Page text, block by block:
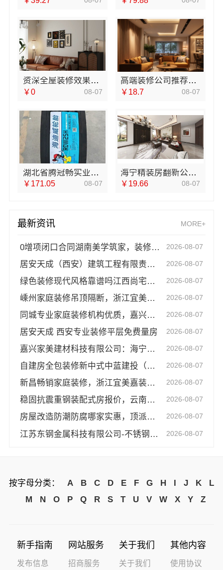
资深全屋装修效果图，南通宏域全宅装饰建材有限公司
￥0 08-07
高端装修公司推荐，南京市创亿讯品质保障
￥18.7 08-07
湖北省腾冠畅实业贸易有限公司：国内轮胎平台一站式解决方案
￥171.05 08-07
海宁精装房翻新公司，嘉兴家美建材科技有限公司专业施工
￥19.66 08-07
最新资讯 MORE+
0增项闭口合同湖南美学筑家，装修预算等于决算无坑 2026-08-07
居安天成（西安）建筑工程有限责任公司：西安环保家装公寓自有施工 2026-08-07
绿色装修现代风格靠谱吗江西尚宅尚品新型环保材料有限公司 2026-08-07
嵊州家庭装修吊顶隔断，浙江宜美嘉装饰专业施工 2026-08-07
同城专业家庭装修机构优质，嘉兴绿色之家建材科技有限公司 2026-08-07
居安天成 西安专业装修平层免费量房 2026-08-07
嘉兴家美建材科技有限公司：海宁精装房翻新公司 2026-08-07
自建房全包装修新中式中蓝建投（北京）建设有限公司武功分公司 2026-08-07
新昌畅销家庭装修，浙江宜美嘉装饰工程有限公司品质之选 2026-08-07
稳固抗震重钢装配式房报价，云南晟构详解 2026-08-07
房屋改造防潮防腐哪家实惠，顶派全铝高端定制耐用易维护 2026-08-07
江苏东钢金属科技有限公司-不锈钢浴室柜厂家口碑 2026-08-07
按字母分类： A B C D E F G H I J K
L
M
N O P Q R S T U V W X Y Z
新手指南
发布信息
网站服务
招商服务
关于我们
关于我们
其他内容
使用协议